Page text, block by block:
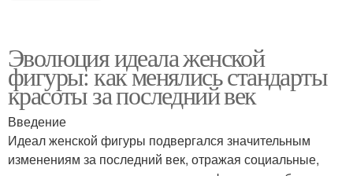
Эволюция идеала женской
фигуры: как менялись стандарты
красоты за последний век
Введение
Идеал женской фигуры подвергался значительным
изменениям за последний век, отражая социальные,